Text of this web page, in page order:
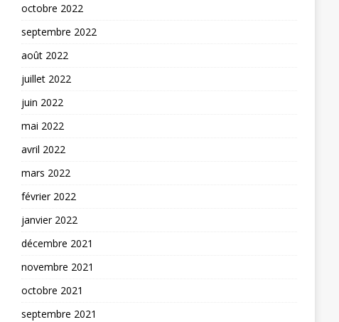
octobre 2022
septembre 2022
août 2022
juillet 2022
juin 2022
mai 2022
avril 2022
mars 2022
février 2022
janvier 2022
décembre 2021
novembre 2021
octobre 2021
septembre 2021